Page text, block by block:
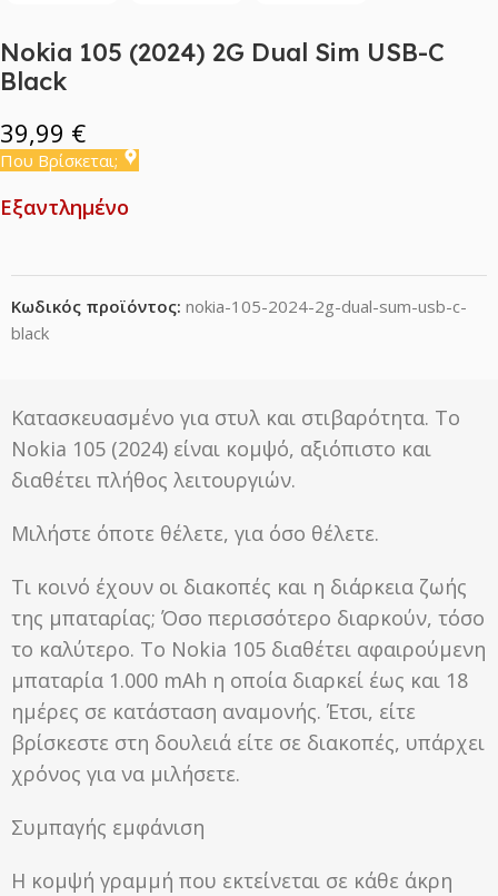
Nokia 105 (2024) 2G Dual Sim USB-C
Black
39,99 €
Που Βρίσκεται;
Εξαντλημένο
Κωδικός προϊόντος: nokia-105-2024-2g-dual-sum-usb-c-
black
Κατασκευασμένο για στυλ και στιβαρότητα. Το
Nokia 105 (2024) είναι κομψό, αξιόπιστο και
διαθέτει πλήθος λειτουργιών.
Μιλήστε όποτε θέλετε, για όσο θέλετε.
Τι κοινό έχουν οι διακοπές και η διάρκεια ζωής
της μπαταρίας; Όσο περισσότερο διαρκούν, τόσο
το καλύτερο. Το Nokia 105 διαθέτει αφαιρούμενη
μπαταρία 1.000 mAh η οποία διαρκεί έως και 18
ημέρες σε κατάσταση αναμονής. Έτσι, είτε
βρίσκεστε στη δουλειά είτε σε διακοπές, υπάρχει
χρόνος για να μιλήσετε.
Συμπαγής εμφάνιση
Η κομψή γραμμή που εκτείνεται σε κάθε άκρη